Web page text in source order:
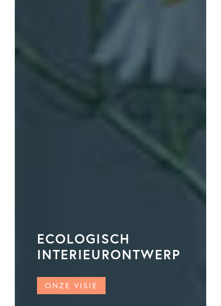
ECOLOGISCH
INTERIEURONTWERP
ONZE VISIE